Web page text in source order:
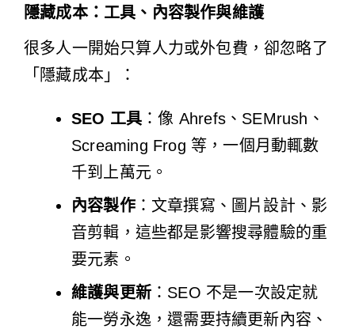
隱藏成本：工具、內容製作與維護
很多人一開始只算人力或外包費，卻忽略了
「隱藏成本」：
SEO 工具 ：像 Ahrefs、SEMrush、
Screaming Frog 等，一個月動輒數
千到上萬元。
內容製作：文章撰寫、圖片設計、影
音剪輯，這些都是影響搜尋體驗的重
要元素。
維護與更新 ：SEO 不是一次設定就
能一勞永逸，還需要持續更新內容、